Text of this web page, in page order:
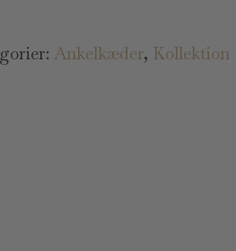
Ankelkæder, Kollektion